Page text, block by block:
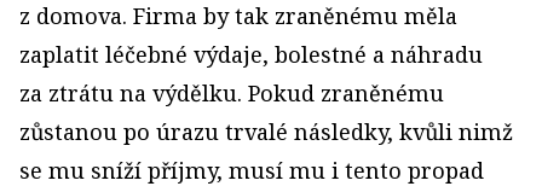
z domova. Firma by tak zraněnému měla
zaplatit léčebné výdaje, bolestné a náhradu
za ztrátu na výdělku. Pokud zraněnému
zůstanou po úrazu trvalé následky, kvůli nimž
se mu sníží příjmy, musí mu i tento propad